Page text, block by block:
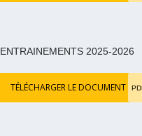
ENTRAINEMENTS 2025-2026
TÉLÉCHARGER LE DOCUMENT